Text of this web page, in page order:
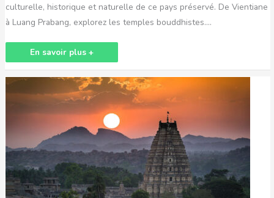
culturelle, historique et naturelle de ce pays préservé. De Vientiane
à Luang Prabang, explorez les temples bouddhistes….
En savoir plus +
Circuit
authentique
15